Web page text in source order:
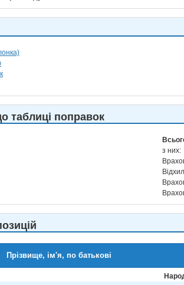
таблиці поправок
з них:
Прізвище, ім'я, по батькові